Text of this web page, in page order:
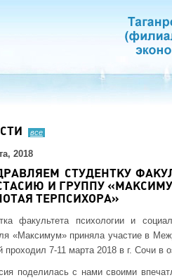
все
2018
СТУДЕНТКУ
И ГРУППУ
ТЕРПСИХОРА»
факультета психологии и
«Максимум» приняла участие в
проходил 7-11 марта 2018 в г. Сочи в
поделилась с нами своими